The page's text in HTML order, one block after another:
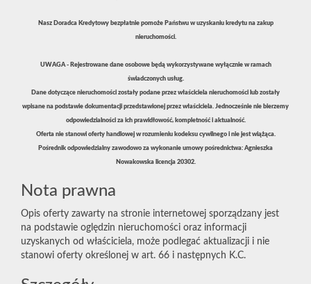
Nasz Doradca Kredytowy bezpłatnie pomoże Państwu w uzyskaniu kredytu na zakup
nieruchomości.
UWAGA - Rejestrowane dane osobowe będą wykorzystywane wyłącznie w ramach
świadczonych usług.
Dane dotyczące nieruchomości zostały podane przez właściciela nieruchomości lub zostały
wpisane na podstawie dokumentacji przedstawionej przez właściciela. Jednocześnie nie bierzemy
odpowiedzialności za ich prawidłowość, kompletność i aktualność.
Oferta nie stanowi oferty handlowej w rozumieniu kodeksu cywilnego i nie jest wiążąca.
Pośrednik odpowiedzialny zawodowo za wykonanie umowy pośrednictwa: Agnieszka
Nowakowska licencja 20302.
Nota prawna
Opis oferty zawarty na stronie internetowej sporządzany jest
na podstawie oględzin nieruchomości oraz informacji
uzyskanych od właściciela, może podlegać aktualizacji i nie
stanowi oferty określonej w art. 66 i następnych K.C.